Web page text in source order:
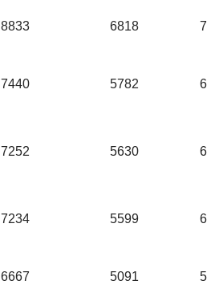
8833 6818
7440 5782
7252 5630
7234 5599
6667 5091